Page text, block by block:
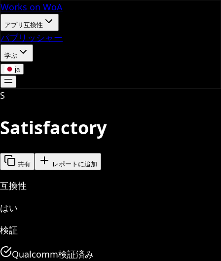
Works on WoA
アプリ互換性
パブリッシャー
学ぶ
ja
S
Satisfactory
共有 レポートに追加
互換性
はい
検証
Qualcomm検証済み